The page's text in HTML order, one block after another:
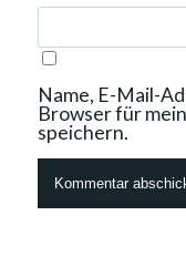
Name, E-Mail-
Browser für
speichern.